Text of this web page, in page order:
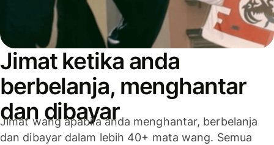
Jimat ketika anda
berbelanja, menghantar
dan dibayar
Jimat wang apabila anda menghantar, berbelanja
dan dibayar dalam lebih 40+ mata wang. Semua